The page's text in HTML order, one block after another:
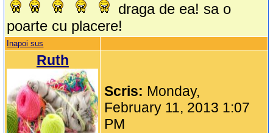
draga de ea! sa o
poarte cu placere!
Inapoi sus
Ruth
Scris: Monday,
February 11, 2013 1:07
PM